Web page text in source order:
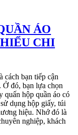
ÁO
CHI
cách bạn tiếp cận
Ở đó, bạn lựa chọn
quấn hộp quần áo có
dụng hộp giấy, túi
hiệu. Nhớ đó là
nghiệp, khách